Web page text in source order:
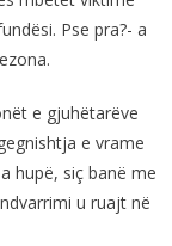
Pse pra?- a
e gjuhëtarëve
e vrame
hupë, siç banë me
u ruajt në